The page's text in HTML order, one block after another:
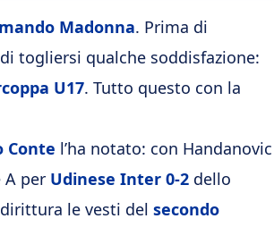
Madonna. Prima di
togliersi qualche soddisfazione:
U17. Tutto questo con la
Conte l’ha notato: con Handanovic
A per Udinese Inter 0-2 dello
le vesti del secondo